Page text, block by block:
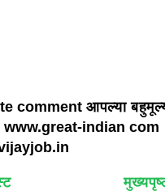
comment आपल्या बहुमूल्य
www.great-indian com